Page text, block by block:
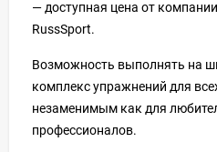
— доступная цена от
RussSport.
Возможность выполнять на
комплекс упражнений для
незаменимым как для
профессионалов.